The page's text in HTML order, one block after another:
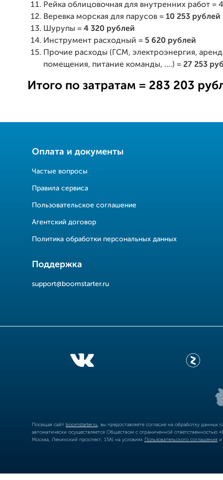
Рейка облицовочная для внутренних работ = 4
Веревка морская для парусов = 10 253 рублей
Шурупы = 4 320 рублей
Инструмент расходный = 5 620 рублей
Прочие расходы (ГСМ, электроэнергия,
помещения, питание команды, ....) = 27 253
Итого по затратам = 283 203
Оплата и документы
Частые вопросы
Правила сервиса
Пользовательское соглашение
Агентский договор
Политика обработки персональных данных
Поддержка
support@boomstarter.ru
Посещая сайт boomstarter.ru , вы предоставляете согласие на обработку
автоматически осуществляется Обществом с ограниченной
Москва, Ленинский проспект, 15А) на условиях Пользовательского соглашения и